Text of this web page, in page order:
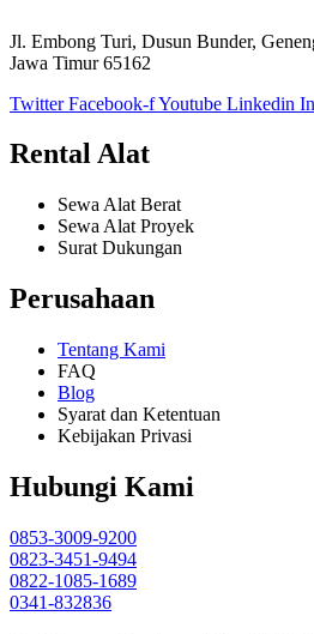
Jl. Embong Turi, Dusun Bunder,
Jawa Timur 65162
Twitter Facebook-fYoutube Linkedin
Rental Alat
Sewa Alat Berat
Sewa Alat Proyek
Surat Dukungan
Perusahaan
Tentang Kami
FAQ
Blog
Syarat dan Ketentuan
Kebijakan Privasi
Hubungi Kami
0853-3009-9200
0823-3451-9494
0822-1085-1689
0341-832836